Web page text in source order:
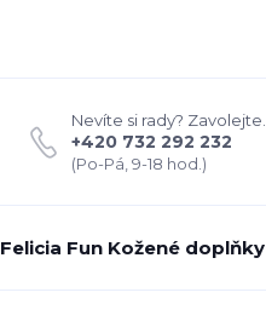
Nevíte si rady? Zavolejte.
+420 732 292 232
(Po-Pá, 9-18 hod.)
Felicia Fun Kožené doplňky